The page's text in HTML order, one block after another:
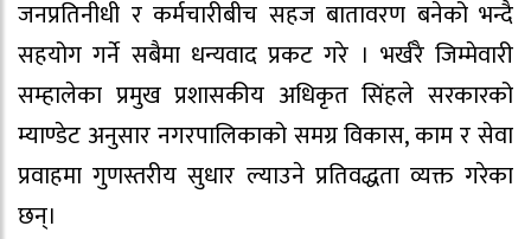
जनप्रतिनीधी र कर्मचारीबीच सहज बातावरण बनेको भन्दै
सहयोग गर्ने सबैमा धन्यवाद प्रकट गरे । भर्खरै जिम्मेवारी
सम्हालेका प्रमुख प्रशासकीय अधिकृत सिंहले सरकारको
म्याण्डेट अनुसार नगरपालिकाको समग्र विकास, काम र सेवा
प्रवाहमा गुणस्तरीय सुधार ल्याउने प्रतिवद्धता व्यक्त गरेका
छन्।